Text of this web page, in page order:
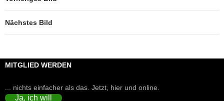
Nächstes Bild
MITGLIED WERDEN
... nichts einfacher als das. Jetzt, hier und online.
Ja, ich will